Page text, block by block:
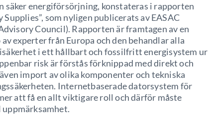
säker energiförsörjning, konstateras i rapporten
som nyligen publicerats av EASAC
Council). Rapporten är framtagen av en
experter från Europa och den behandlar alla
i ett hållbart och fossilfritt energisystem ur
risk är förstås förknippad med direkt och
import av olika komponenter och tekniska
Internetbaserade datorsystem för
att få en allt viktigare roll och därför måste
uppmärksamhet.